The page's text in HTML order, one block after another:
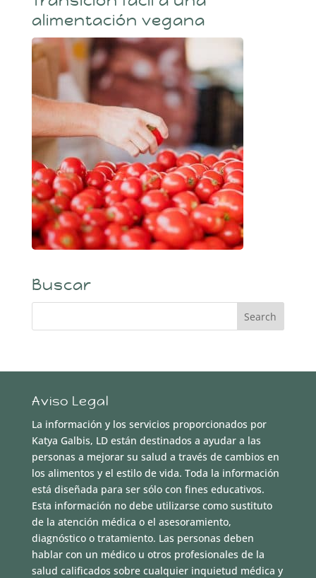
alimentación vegana
Buscar
Aviso Legal
La información y los servicios proporcionados por
Katya Galbis, LD están destinados a ayudar a las
personas a mejorar su salud a través de cambios en
los alimentos y el estilo de vida. Toda la información
está diseñada para ser sólo con fines educativos.
Esta información no debe utilizarse como sustituto
de la atención médica o el asesoramiento,
diagnóstico o tratamiento. Las personas deben
hablar con un médico u otros profesionales de la
salud calificados sobre cualquier inquietud médica y